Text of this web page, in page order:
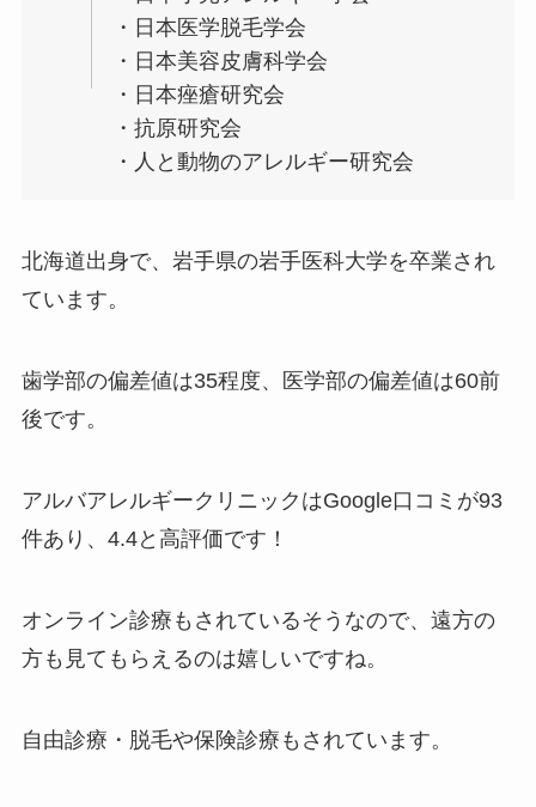
・日本医学脱毛学会
・日本美容皮膚科学会
・日本痤瘡研究会
・抗原研究会
・人と動物のアレルギー研究会
北海道出身で、岩手県の岩手医科大学を卒業され
ています。
歯学部の偏差値は35程度、医学部の偏差値は60前
後です。
アルバアレルギークリニックはGoogle口コミが93
件あり、4.4と高評価です！
オンライン診療もされているそうなので、遠方の
方も見てもらえるのは嬉しいですね。
自由診療・脱毛や保険診療もされています。